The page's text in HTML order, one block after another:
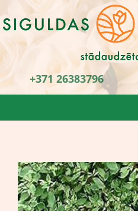
+371 26383796